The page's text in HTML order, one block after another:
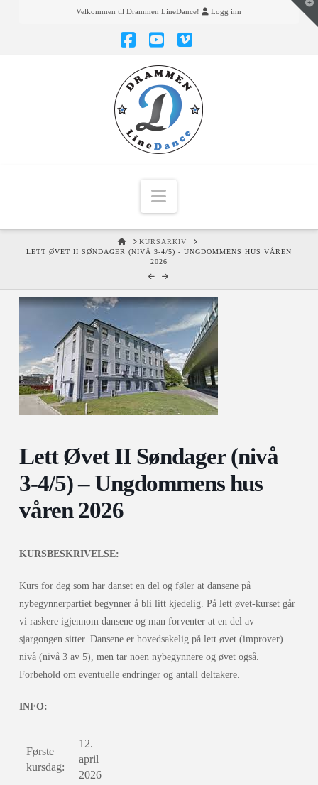
Velkommen til Drammen LineDance! Logg inn
Navigation
HOMEKURSARKIV
LETT ØVET II SØNDAGER (NIVÅ 3-4/5) - UNGDOMMENS HUS VÅREN
2026
Lett Øvet II Søndager (nivå
3-4/5) – Ungdommens hus
våren 2026
KURSBESKRIVELSE:
Kurs for deg som har danset en del og føler at dansene på
nybegynnerpartiet begynner å bli litt kjedelig. På lett øvet-kurset går
vi raskere igjennom dansene og man forventer at en del av
sjargongen sitter. Dansene er hovedsakelig på lett øvet (improver)
nivå (nivå 3 av 5), men tar noen nybegynnere og øvet også.
Forbehold om eventuelle endringer og antall deltakere.
INFO:
Første
kursdag:
12.
april
2026